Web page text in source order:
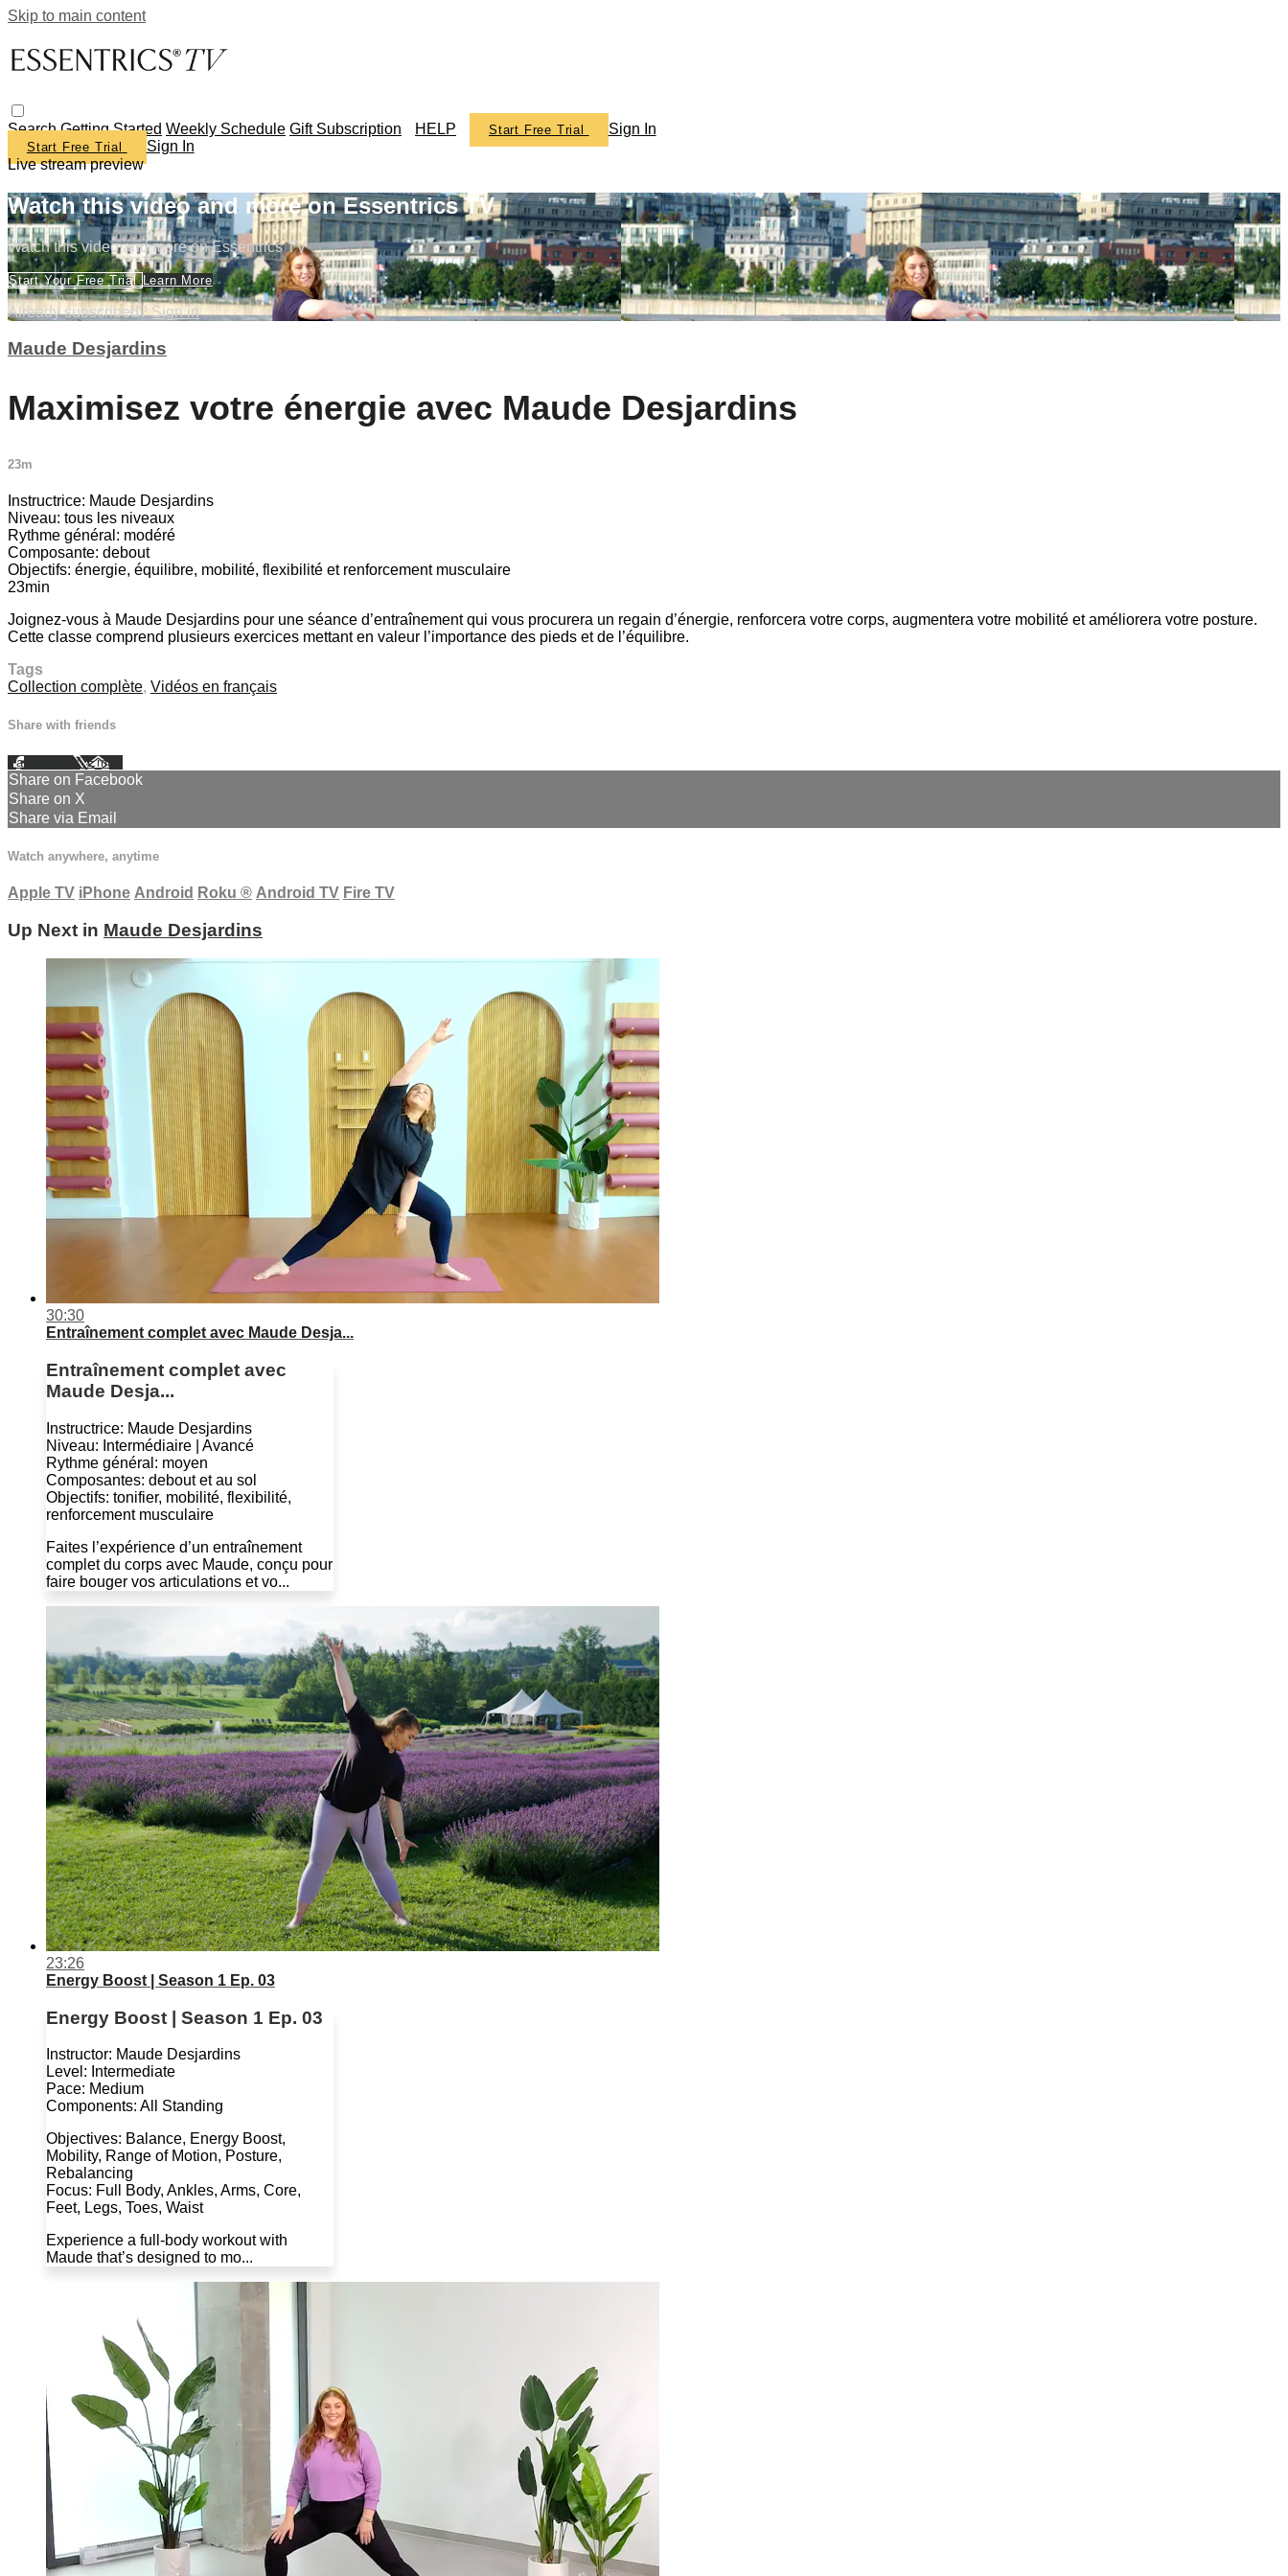
Skip to main content
SearchGetting Started Weekly Schedule Gift Subscription HELP Start Free Trial Sign In
Start Free Trial
Sign In
Live stream preview
Watch this video and more on Essentrics TV
Watch this video and more on Essentrics TV
Start Your Free TrialLearn More
Already subscribed?Sign in
Maude Desjardins
Maximisez votre énergie avec Maude Desjardins
23m
Instructrice: Maude Desjardins
Niveau: tous les niveaux
Rythme général: modéré
Composante: debout
Objectifs: énergie, équilibre, mobilité, flexibilité et renforcement musculaire
23min
Joignez-vous à Maude Desjardins pour une séance d’entraînement qui vous procurera un regain d’énergie, renforcera votre corps, augmentera votre mobilité et améliorera votre posture.
Cette classe comprend plusieurs exercices mettant en valeur l’importance des pieds et de l’équilibre.
Tags
Collection complète, Vidéos en français
Share with friends
Facebook XEmail
Share on Facebook
Share on X
Share via Email
Watch anywhere, anytime
Apple TV iPhone Android Roku ® Android TV Fire TV
Up Next in Maude Desjardins
30:30
Entraînement complet avec Maude Desja...
Entraînement complet avec
Maude Desja...
Instructrice: Maude Desjardins
Niveau: Intermédiaire | Avancé
Rythme général: moyen
Composantes: debout et au sol
Objectifs: tonifier, mobilité, flexibilité,
renforcement musculaire
Faites l’expérience d’un entraînement
complet du corps avec Maude, conçu pour
faire bouger vos articulations et vo...
23:26
Energy Boost | Season 1 Ep. 03
Energy Boost | Season 1 Ep. 03
Instructor: Maude Desjardins
Level: Intermediate
Pace: Medium
Components: All Standing
Objectives: Balance, Energy Boost,
Mobility, Range of Motion, Posture,
Rebalancing
Focus: Full Body, Ankles, Arms, Core,
Feet, Legs, Toes, Waist
Experience a full-body workout with
Maude that’s designed to mo...